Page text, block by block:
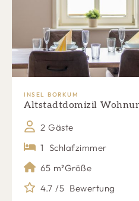
INSEL BORKUM
Altstadtdomizil
2 Gäste
1 Schlafzimmer
65 m²Größe
4.7 /5 Bewertung